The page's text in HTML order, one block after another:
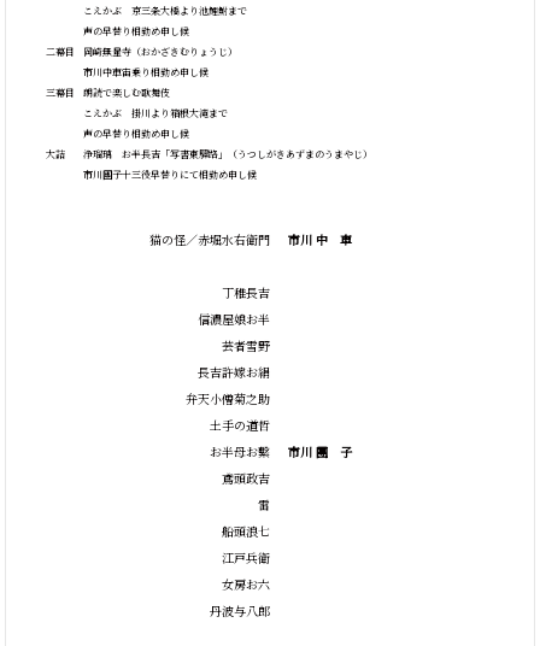
二幕目
三幕目
大詰
こえかぶ 京三条大橋より池鯉鮒まで
声の早替り相勤め申し候
岡崎無量寺 （おかざきむりょうじ）
市川中車宙乗り相勤め申し候
朗読で楽しむ歌舞伎
こえかぶ 掛川より箱根大滝まで
声の早替り相勤め申し候
浄瑠璃 お半長吉 「写書東驛路」
（うつしがきあずまのうまやじ）
市川團子十三役早替りにて相勤め申し候
猫の怪／赤堀水右衛門
丁稚長吉
信濃屋娘お半
芸者雪野
長吉許嫁お絹
弁天小僧菊之助
土手の道哲
お半母お繫
鳶頭政吉
雷
船頭浪七
江戸兵衛
女房お六
丹波与八郎
市川 中 車
市川 團 子